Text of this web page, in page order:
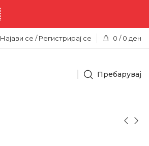
Најави се / Регистрирај се 0 / 0 ден
Пребарувај